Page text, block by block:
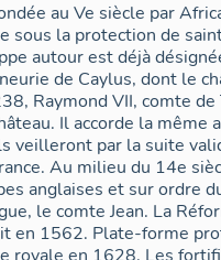
au Ve siècle par
sous la protection de
autour est déjà
de Caylus, dont le
Raymond VII, comte
Il accorde la même
veilleront par la suite
Au milieu du 14e
anglaises et sur ordre
le comte Jean. La
en 1562. Plate-forme